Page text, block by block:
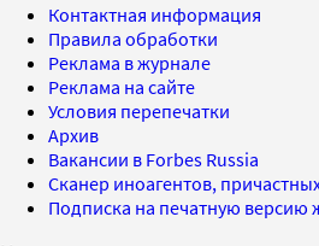
Контактная информация
Правила обработки
Реклама в журнале
Реклама на сайте
Условия перепечатки
Архив
Вакансии в Forbes Russia
Сканер иноагентов,
Подписка на печатную версию